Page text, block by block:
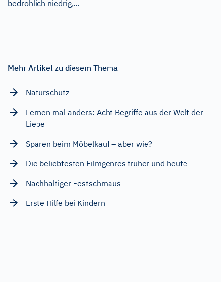
bedrohlich niedrig,...
Mehr Artikel zu diesem Thema
Naturschutz
Lernen mal anders: Acht Begriffe aus der Welt der
Liebe
Sparen beim Möbelkauf – aber wie?
Die beliebtesten Filmgenres früher und heute
Nachhaltiger Festschmaus
Erste Hilfe bei Kindern